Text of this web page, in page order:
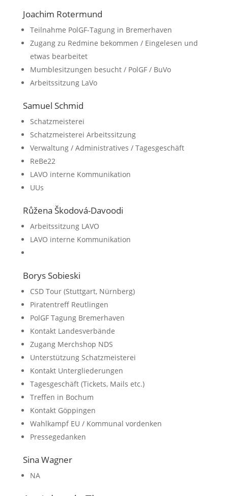
Joachim Rotermund
Teilnahme PolGF-Tagung in Bremerhaven
Zugang zu Redmine bekommen / Eingelesen und
etwas bearbeitet
Mumblesitzungen besucht / PolGF / BuVo
Arbeitssitzung LaVo
Samuel Schmid
Schatzmeisterei
Schatzmeisterei Arbeitssitzung
Verwaltung / Administratives / Tagesgeschäft
ReBe22
LAVO interne Kommunikation
UUs
Růžena Škodová-Davoodi
Arbeitssitzung LAVO
LAVO interne Kommunikation
Borys Sobieski
CSD Tour (Stuttgart, Nürnberg)
Piratentreff Reutlingen
PolGF Tagung Bremerhaven
Kontakt Landesverbände
Zugang Merchshop NDS
Unterstützung Schatzmeisterei
Kontakt Untergliederungen
Tagesgeschäft (Tickets, Mails etc.)
Treffen in Bochum
Kontakt Göppingen
Wahlkampf EU / Kommunal vordenken
Pressegedanken
Sina Wagner
NA